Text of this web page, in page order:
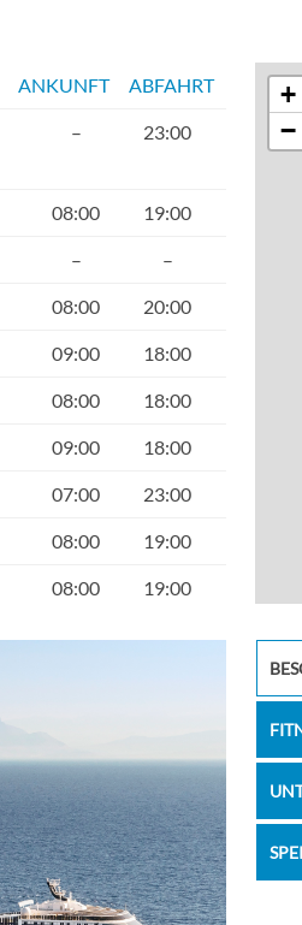
ANKUNFT ABFAHRT
– 23:00
08:00 19:00
– –
08:00 20:00
09:00 18:00
08:00 18:00
09:00 18:00
07:00 23:00
08:00 19:00
08:00 19:00
08:00 19:00
– –
07:00 –
+
−